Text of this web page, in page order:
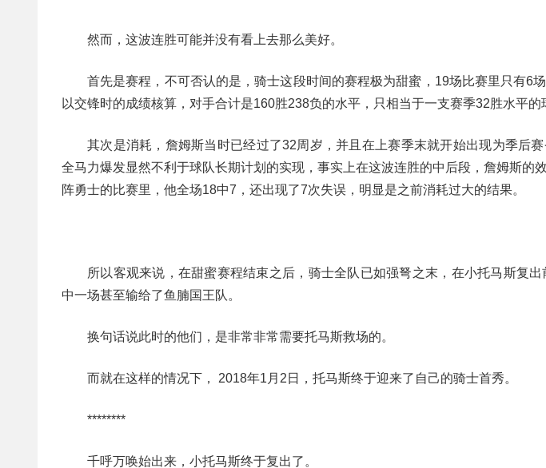
然而，这波连胜可能并没有看上去那么美好。
首先是赛程，不可否认的是，骑士这段时间的赛程极为甜蜜，19场比赛里只有6
以交锋时的成绩核算，对手合计是160胜238负的水平，只相当于一支赛季32胜水平的
其次是消耗，詹姆斯当时已经过了32周岁，并且在上赛季末就开始出现为季后
全马力爆发显然不利于球队长期计划的实现，事实上在这波连胜的中后段，詹姆斯的
阵勇士的比赛里，他全场18中7，还出现了7次失误，明显是之前消耗过大的结果。
所以客观来说，在甜蜜赛程结束之后，骑士全队已如强弩之末，在小托马斯复
中一场甚至输给了鱼腩国王队。
换句话说此时的他们，是非常非常需要托马斯救场的。
而就在这样的情况下， 2018年1月2日，托马斯终于迎来了自己的骑士首秀。
********
千呼万唤始出来，小托马斯终于复出了。